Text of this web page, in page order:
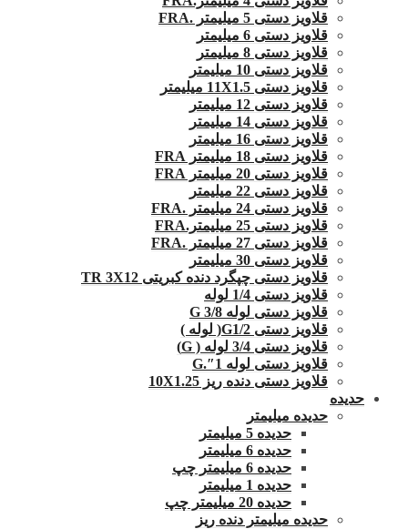
قلاویز دستی 5 میلیمتر .FRA
قلاویز دستی 6 میلیمتر
قلاویز دستی 8 میلیمتر
قلاویز دستی 10 میلیمتر
قلاویز دستی 11X1.5 میلیمتر
قلاویز دستی 12 میلیمتر
قلاویز دستی 14 میلیمتر
قلاویز دستی 16 میلیمتر
قلاویز دستی 18 میلیمتر FRA
قلاویز دستی 20 میلیمتر FRA
قلاویز دستی 22 میلیمتر
قلاویز دستی 24 میلیمتر .FRA
قلاویز دستی 25 میلیمتر.FRA
قلاویز دستی 27 میلیمتر .FRA
قلاویز دستی 30 میلیمتر
قلاویز دستی چپگرد دنده کبریتی TR 3X12
قلاویز دستی 1/4 لوله
قلاویز دستی لوله G 3/8
قلاویز دستی G1/2( لوله )
قلاویز دستی 3/4 لوله ( G)
قلاویز دستی لوله 1″.G
قلاویز دستی دنده ریز 10X1.25
حدیده
حدیده میلیمتر
حدیده 5 میلیمتر
حدیده 6 میلیمتر
حدیده 6 میلیمتر چپ
حدیده 1 میلیمتر
حدیده 20 میلیمتر چپ
حدیده میلیمتر دنده ریز